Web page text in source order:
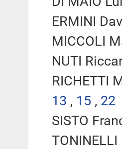
ERMINI
MICCOLI
NUTI
RICHETTI
13 , 15 , 22
SISTO